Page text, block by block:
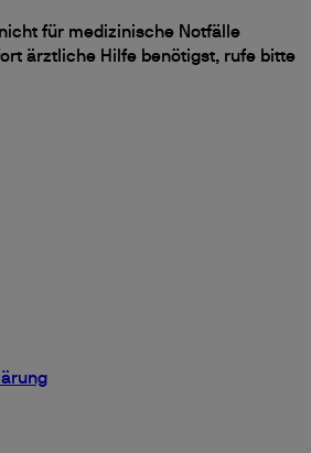
für medizinische Notfälle
ärztliche Hilfe benötigst, rufe bitte